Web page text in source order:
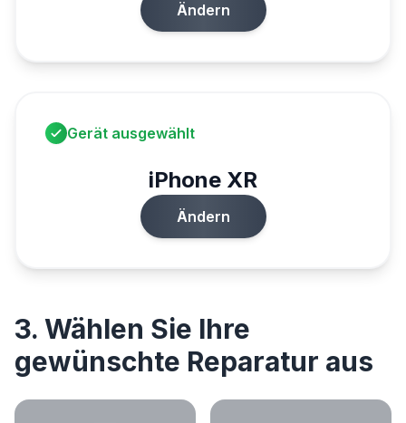
Ändern
Gerät ausgewählt
iPhone XR
Ändern
3. Wählen Sie Ihre
gewünschte Reparatur aus